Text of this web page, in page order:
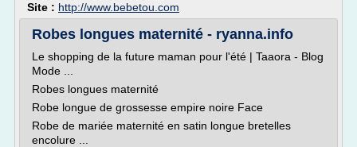
Site : http://www.bebetou.com
Robes longues maternité - ryanna.info
Le shopping de la future maman pour l'été | Taaora - Blog
Mode ...
Robes longues maternité
Robe longue de grossesse empire noire Face
Robe de mariée maternité en satin longue bretelles
encolure ...